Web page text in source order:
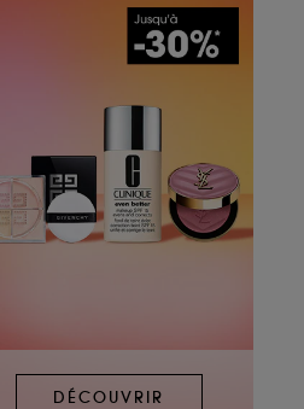
DÉCOUVRIR